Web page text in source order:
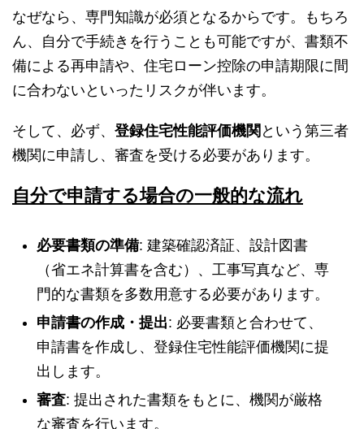
なぜなら、専門知識が必須となるからです。もちろ
ん、自分で手続きを行うことも可能ですが、書類不
備による再申請や、住宅ローン控除の申請期限に間
に合わないといったリスクが伴います。
そして、必ず、 登録住宅性能評価機関 という第三者
機関に申請し、審査を受ける必要があります。
自分で申請する場合の一般的な流れ
必要書類の準備: 建築確認済証、設計図書
（省エネ計算書を含む）、工事写真など、専
門的な書類を多数用意する必要があります。
申請書の作成・提出: 必要書類と合わせて、
申請書を作成し、登録住宅性能評価機関に提
出します。
審査: 提出された書類をもとに、機関が厳格
な審査を行います。